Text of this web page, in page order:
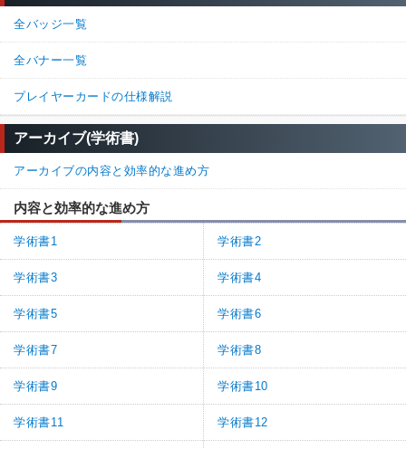
全バッジ一覧
全バナー一覧
プレイヤーカードの仕様解説
アーカイブ(学術書)
アーカイブの内容と効率的な進め方
内容と効率的な進め方
学術書1 学術書2
学術書3 学術書4
学術書5 学術書6
学術書7 学術書8
学術書9 学術書10
学術書11 学術書12